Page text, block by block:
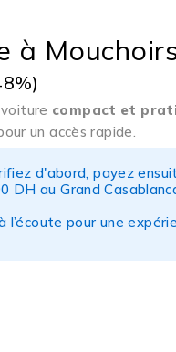
à
%)
compact et
un accès rapide.
d'abord, payez
DH au Grand
pour une